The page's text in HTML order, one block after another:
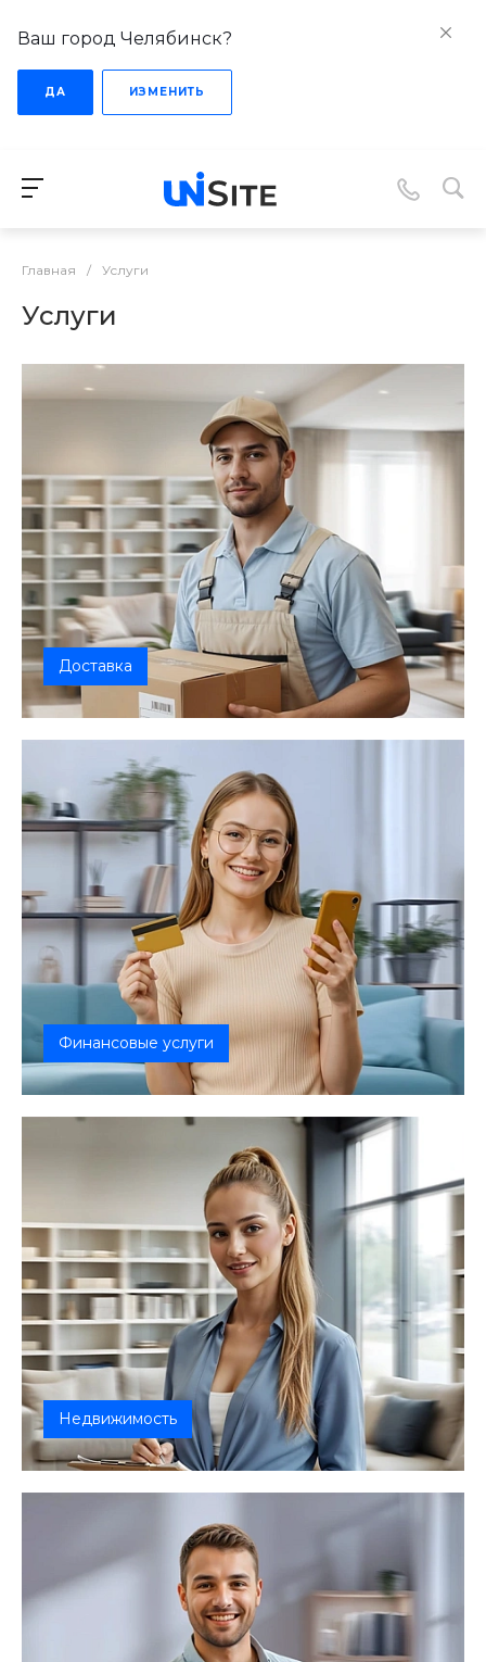
Ваш город Челябинск?
ДА ИЗМЕНИТЬ
Главная / Услуги
Услуги
Доставка
Наши профессиональные курьеры готовы
Финансовые услуги
Более 15 лет помогаем реализовывать планы
Недвижимость
Мы предлагаем широкий спектр услуг в сфере